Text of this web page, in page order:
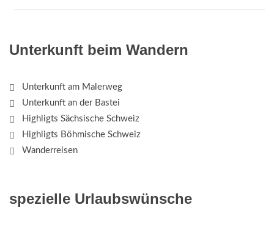
Unterkunft beim Wandern
Unterkunft am Malerweg
Unterkunft an der Bastei
Highligts Sächsische Schweiz
Highligts Böhmische Schweiz
Wanderreisen
spezielle Urlaubswünsche